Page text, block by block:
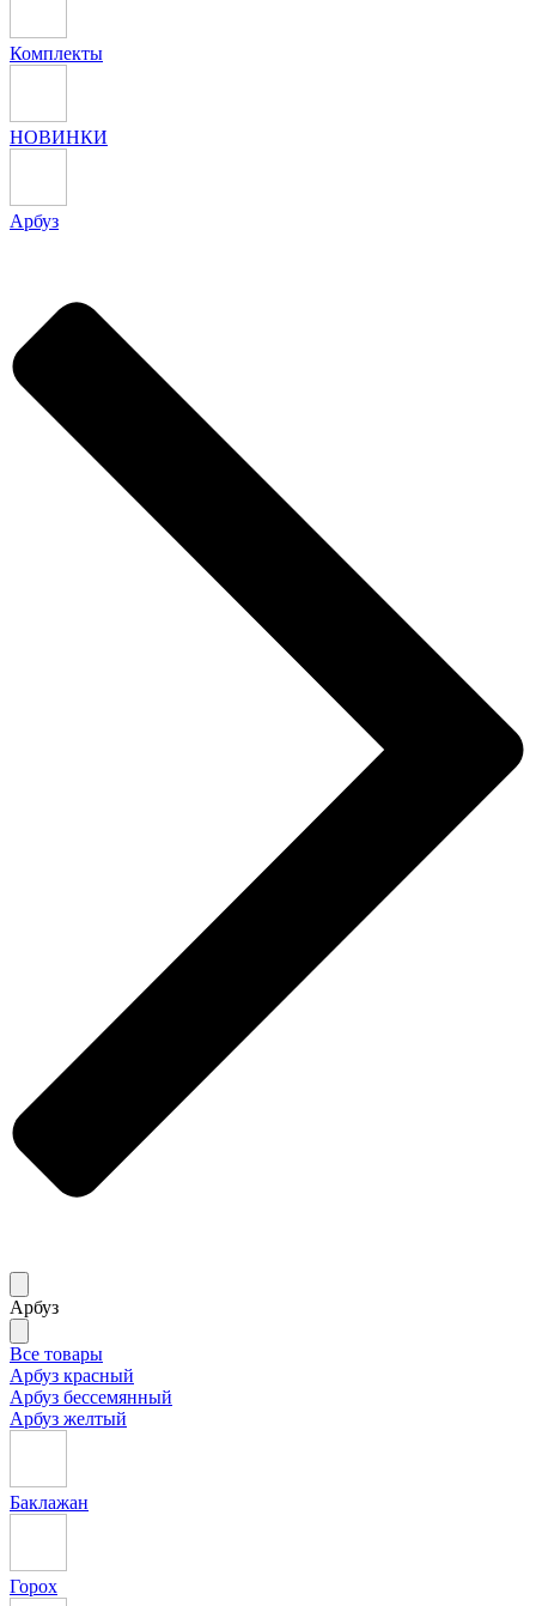
Комплекты
НОВИНКИ
Арбуз
Арбуз
Все товары
Арбуз красный
Арбуз бессемянный
Арбуз желтый
Баклажан
Горох